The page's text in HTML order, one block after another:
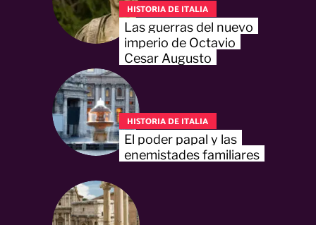
HISTORIA DE ITALIA
Las guerras del nuevo
imperio de Octavio
Cesar Augusto
HISTORIA DE ITALIA
El poder papal y las
enemistades familiares